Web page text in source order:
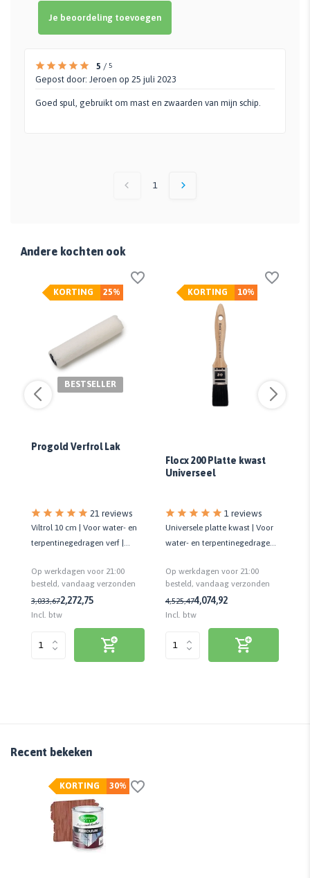
Je beoordeling toevoegen
5 / 5
Gepost door: Jeroen op 25 juli 2023
Goed spul, gebruikt om mast en zwaarden van mijn schip.
1
Andere kochten ook
25%
KORTING
BESTSELLER
Progold Verfrol Lak
21 reviews
Viltrol 10 cm | Voor water- en
terpentinegedragen verf |
Op werkdagen voor 21:00
besteld, vandaag verzonden
3,033,672,272,75
Incl. btw
10%
KORTING
Flocx 200 Platte kwast
Universeel
1 reviews
Universele platte kwast | Voor
water- en terpentinegedragen
Op werkdagen voor 21:00
besteld, vandaag verzonden
4,525,474,074,92
Incl. btw
Recent bekeken
30%
KORTING